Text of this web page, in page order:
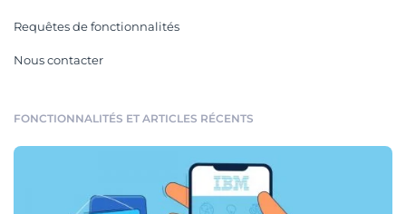
Requêtes de fonctionnalités
Nous contacter
FONCTIONNALITÉS ET ARTICLES RÉCENTS